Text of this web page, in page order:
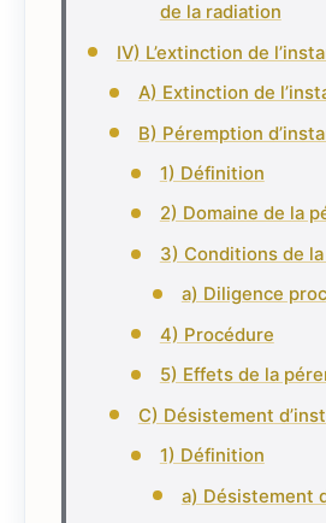
de la radiation
IV) L’extinction de
A) Extinction de
B) Péremption
1) Définition
2) Domaine de la
3) Conditions de
a) Diligence
4) Procédure
5) Effets de la
C) Désistement
1) Définition
a) Désistement